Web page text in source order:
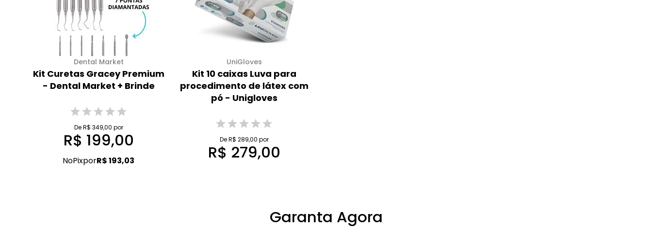
Dental Market
Kit Curetas Gracey Premium
- Dental Market + Brinde
De R$ 349,00 por
R$ 199,00
NoPixporR$ 193,03
UniGloves
Kit 10 caixas Luva para
procedimento de látex com
pó - Unigloves
De R$ 289,00 por
R$ 279,00
Garanta Agora